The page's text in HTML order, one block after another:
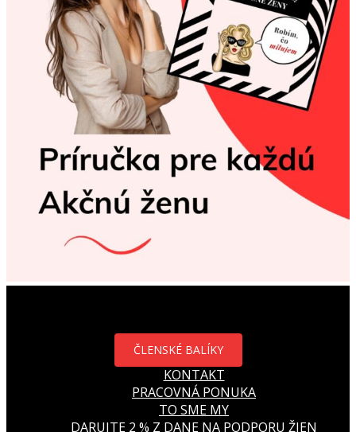
ČLENSKÉ BALÍKY
KONTAKT
PRACOVNÁ PONUKA
TO SME MY
DARUJTE 2 % Z DANE NA PODPORU ŽIEN